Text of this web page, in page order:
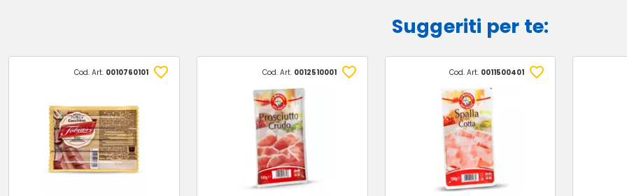
Suggeriti per te:
Cod. Art. 0010760101 Cod. Art. 0012510001 Cod. Art. 0011500401